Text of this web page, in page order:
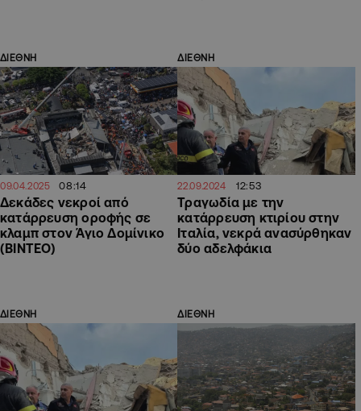
ΔΙΕΘΝΗ
09.04.2025 08:14
Δεκάδες νεκροί από
κατάρρευση οροφής σε
κλαμπ στον Άγιο Δομίνικο
(ΒΙΝΤΕΟ)
ΔΙΕΘΝΗ
22.09.2024 12:53
Τραγωδία με την
κατάρρευση κτιρίου στην
Ιταλία, νεκρά ανασύρθηκαν
δύο αδελφάκια
ΔΙΕΘΝΗ ΔΙΕΘΝΗ